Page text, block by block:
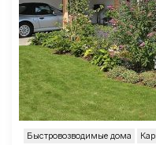
Быстровозводимые дома